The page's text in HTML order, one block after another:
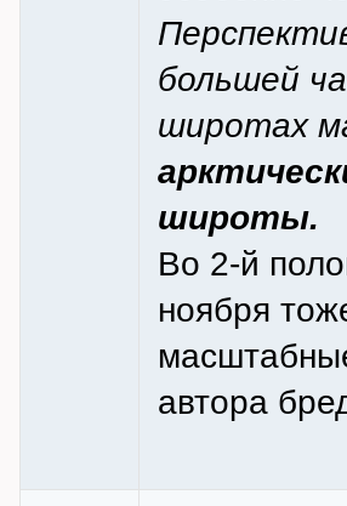
большей
широтах
широты.
Во 2-й
ноября
автора